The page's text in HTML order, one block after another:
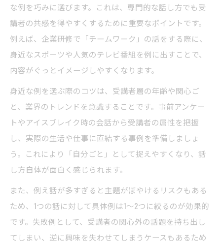
な例を巧みに選びます。これは、専門的な話し方でも受
講者の共感を得やすくするために重要なポイントです。
例えば、企業研修で「チームワーク」の話をする際に、
身近なスポーツや人気のテレビ番組を例に出すことで、
内容がぐっとイメージしやすくなります。
身近な例を選ぶ際のコツは、受講者層の年齢や関心ご
と、業界のトレンドを意識することです。事前アンケー
トやアイスブレイク時の会話から受講者の属性を把握
し、実際の生活や仕事に直結する事例を準備しましょ
う。これにより「自分ごと」として捉えやすくなり、話
し方自体が面白く感じられます。
また、例え話が多すぎると主題がぼやけるリスクもある
ため、1つの話に対して具体例は1～2つに絞るのが効果的
です。失敗例として、受講者の関心外の話題を持ち出し
てしまい、逆に興味を失わせてしまうケースもあるため